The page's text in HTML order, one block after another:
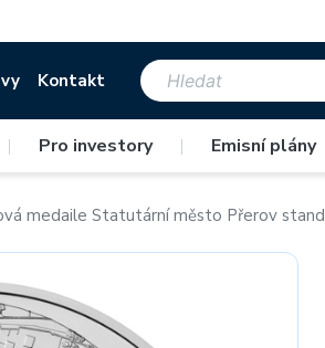
Kontakt
| Pro investory | Emisní plány
medaile Statutární město Přerov stand